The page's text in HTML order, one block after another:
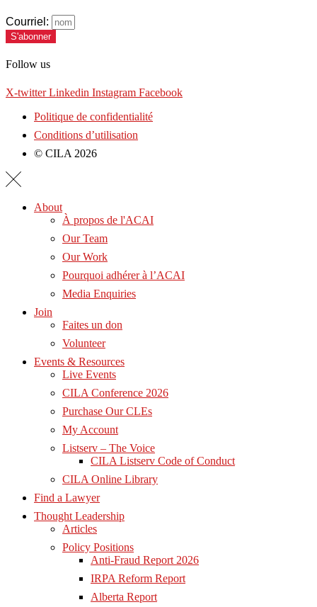
Courriel:
S'abonner
Follow us
X-twitter Linkedin Instagram Facebook
Politique de confidentialité
Conditions d’utilisation
© CILA 2026
About
À propos de l'ACAI
Our Team
Our Work
Pourquoi adhérer à l’ACAI
Media Enquiries
Join
Faites un don
Volunteer
Events & Resources
Live Events
CILA Conference 2026
Purchase Our CLEs
My Account
Listserv – The Voice
CILA Listserv Code of Conduct
CILA Online Library
Find a Lawyer
Thought Leadership
Articles
Policy Positions
Anti-Fraud Report 2026
IRPA Reform Report
Alberta Report